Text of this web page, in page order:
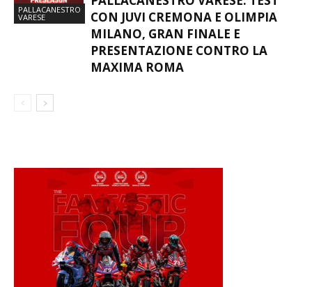
LA PREASEASON DELLA
PALLACANESTRO VARESE: TEST
CON JUVI CREMONA E OLIMPIA
MILANO, GRAN FINALE E
PRESENTAZIONE CONTRO LA